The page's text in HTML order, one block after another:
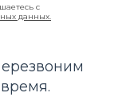
с
данных.